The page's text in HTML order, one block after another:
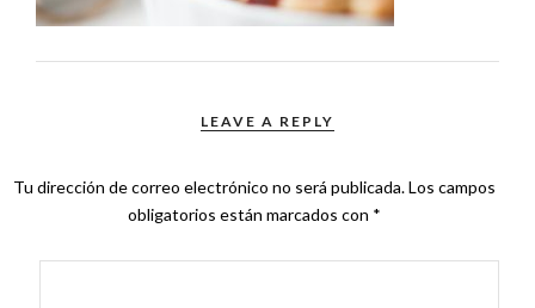
LEAVE A REPLY
Tu dirección de correo electrónico no será publicada.Los campos
obligatorios están marcados con *